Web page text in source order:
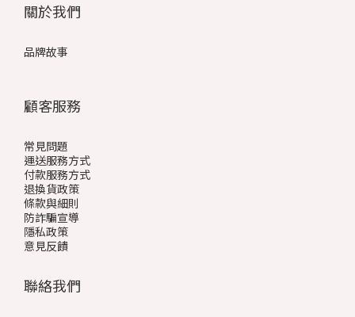
關於我們
品牌故事
顧客服務
常見問題
運送服務方式
付款服務方式
退換貨政策
條款與細則
防詐騙宣導
隱私政策
意見反饋
聯絡我們